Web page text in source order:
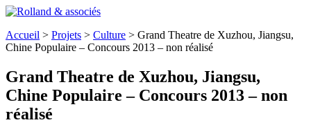
Accueil > Projets > Culture > Grand Theatre de Xuzhou, Jiangsu,
Chine Populaire – Concours 2013 – non réalisé
Grand Theatre de Xuzhou, Jiangsu,
Chine Populaire – Concours 2013 – non
réalisé